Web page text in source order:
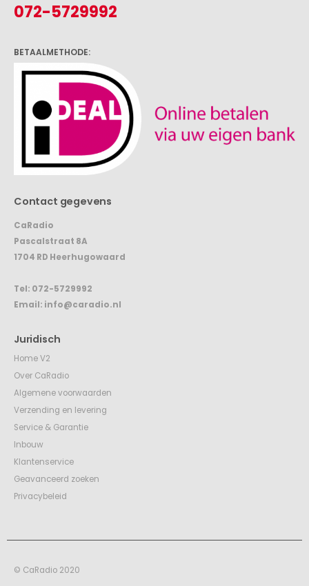
072-5729992
BETAALMETHODE:
Contact gegevens
CaRadio
Pascalstraat 8A
1704 RD Heerhugowaard
Tel: 072-5729992
Email: info@caradio.nl
Juridisch
Home V2
Over CaRadio
Algemene voorwaarden
Verzending en levering
Service & Garantie
Inbouw
Klantenservice
Geavanceerd zoeken
Privacybeleid
© CaRadio 2020